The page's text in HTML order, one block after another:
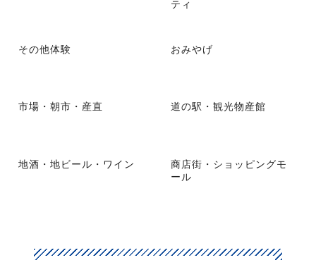
ティ
その他体験 おみやげ
市場・朝市・産直 道の駅・観光物産館
地酒・地ビール・ワイン
商店街・ショッピングモ
ール